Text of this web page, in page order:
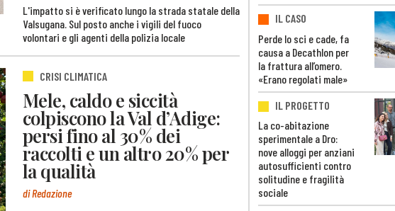
L'impatto si è verificato lungo la strada statale della
Valsugana. Sul posto anche i vigili del fuoco
volontari e gli agenti della polizia locale
CRISI CLIMATICA
Mele, caldo e siccità
colpiscono la Val d’Adige:
persi fino al 30% dei
raccolti e un altro 20% per
la qualità
di Redazione
IL CASO
Perde lo sci e cade, fa
causa a Decathlon per
la frattura all’omero.
«Erano regolati male»
IL PROGETTO
La co-abitazione
sperimentale a Dro:
nove alloggi per anziani
autosufficienti contro
solitudine e fragilità
sociale